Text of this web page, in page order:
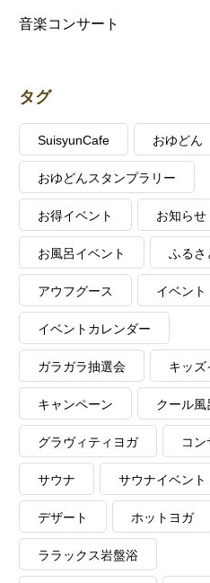
音楽コンサート
タグ
SuisyunCafe おゆどん
おゆどんスタンプラリー
お得イベント お知らせ
お風呂イベント ふるさ
アウフグース イベント
イベントカレンダー
ガラガラ抽選会 キッズ
キャンペーン クール風
グラヴィティヨガ コン
サウナ サウナイベント
デザート ホットヨガ
ララックス岩盤浴